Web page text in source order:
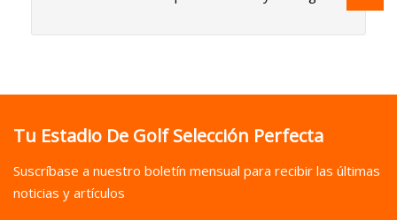
Tu Estadio De Golf Selección Perfecta
Suscríbase a nuestro boletín mensual para recibir las últimas
noticias y artículos